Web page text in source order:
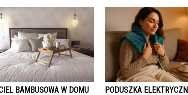
BAMBUSOWA W DOMU
PODUSZKA